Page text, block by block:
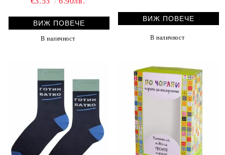
ВИЖ ПОВЕЧЕ
В наличност
ВИЖ ПОВЕЧЕ
В наличност